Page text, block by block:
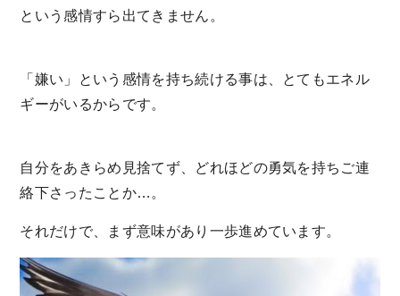
という感情すら出てきません。
「嫌い」という感情を持ち続ける事は、とてもエネル
ギーがいるからです。
自分をあきらめ見捨てず、どれほどの勇気を持ちご連
絡下さったことか…。
それだけで、まず意味があり一歩進めています。